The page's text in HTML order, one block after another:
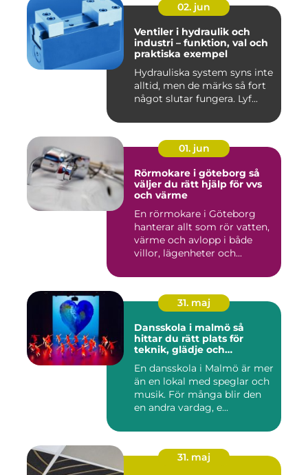
02. jun
Ventiler i hydraulik och
industri – funktion, val och
praktiska exempel
Hydrauliska system syns inte
alltid, men de märks så fort
något slutar fungera. Lyf...
01. jun
Rörmokare i göteborg så
väljer du rätt hjälp för vvs
och värme
En rörmokare i Göteborg
hanterar allt som rör vatten,
värme och avlopp i både
villor, lägenheter och...
31. maj
Dansskola i malmö så
hittar du rätt plats för
teknik, glädje och
En dansskola i Malmö är mer
än en lokal med speglar och
musik. För många blir den
en andra vardag, e...
31. maj